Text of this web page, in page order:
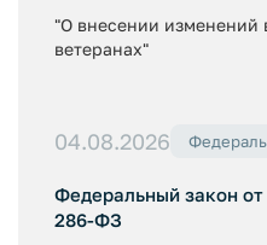
"О внесении изменений
ветеранах"
04.08.2026
Федеральный закон
286-ФЗ